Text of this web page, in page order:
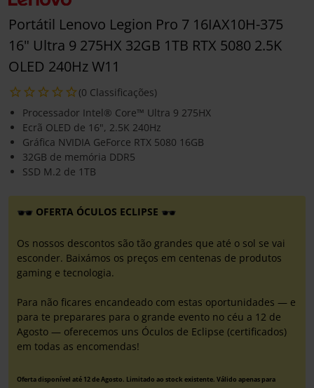
Portátil Lenovo Legion Pro 7 16IAX10H-375
16" Ultra 9 275HX 32GB 1TB RTX 5080 2.5K
OLED 240Hz W11
(0 Classificações)
Processador Intel® Core™ Ultra 9 275HX
Ecrã OLED de 16", 2.5K 240Hz
Gráfica NVIDIA GeForce RTX 5080 16GB
32GB de memória DDR5
SSD M.2 de 1TB
OFERTA ÓCULOS ECLIPSE
Os nossos descontos são tão grandes que até o sol se vai
esconder. Baixámos os preços em centenas de produtos
gaming e tecnologia.
Para não ficares encandeado com estas oportunidades — e
para te preparares para o grande evento no céu a 12 de
Agosto — oferecemos uns Óculos de Eclipse (certificados)
em todas as encomendas!
Oferta disponível até 12 de Agosto. Limitado ao stock existente. Válido apenas para